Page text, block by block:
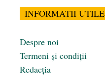
INFORMATII UTILE
Despre noi
Termeni și condiții
Redacția